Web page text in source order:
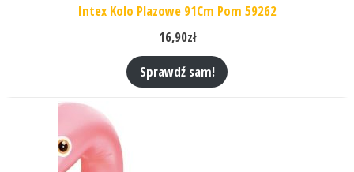
Intex Kolo Plazowe 91Cm Pom 59262
16,90zł
Sprawdź sam!